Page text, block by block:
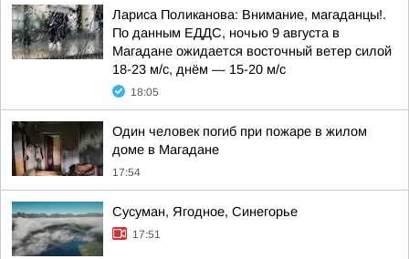
Лариса Поликанова: Внимание, магаданцы!.
По данным ЕДДС, ночью 9 августа в
Магадане ожидается восточный ветер силой
18-23 м/с, днём — 15-20 м/с
18:05
Один человек погиб при пожаре в жилом
доме в Магадане
17:54
Сусуман, Ягодное, Синегорье
17:51